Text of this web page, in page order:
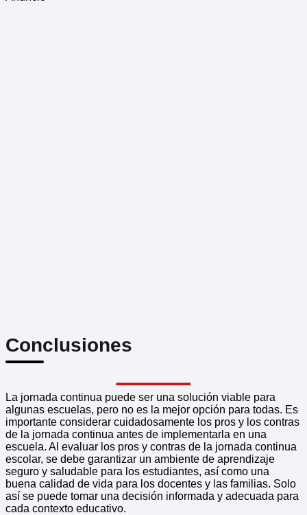
Conclusiones
La jornada continua puede ser una solución viable para
algunas escuelas, pero no es la mejor opción para todas. Es
importante considerar cuidadosamente los pros y los contras
de la jornada continua antes de implementarla en una
escuela. Al evaluar los pros y contras de la jornada continua
escolar, se debe garantizar un ambiente de aprendizaje
seguro y saludable para los estudiantes, así como una
buena calidad de vida para los docentes y las familias. Solo
así se puede tomar una decisión informada y adecuada para
cada contexto educativo.